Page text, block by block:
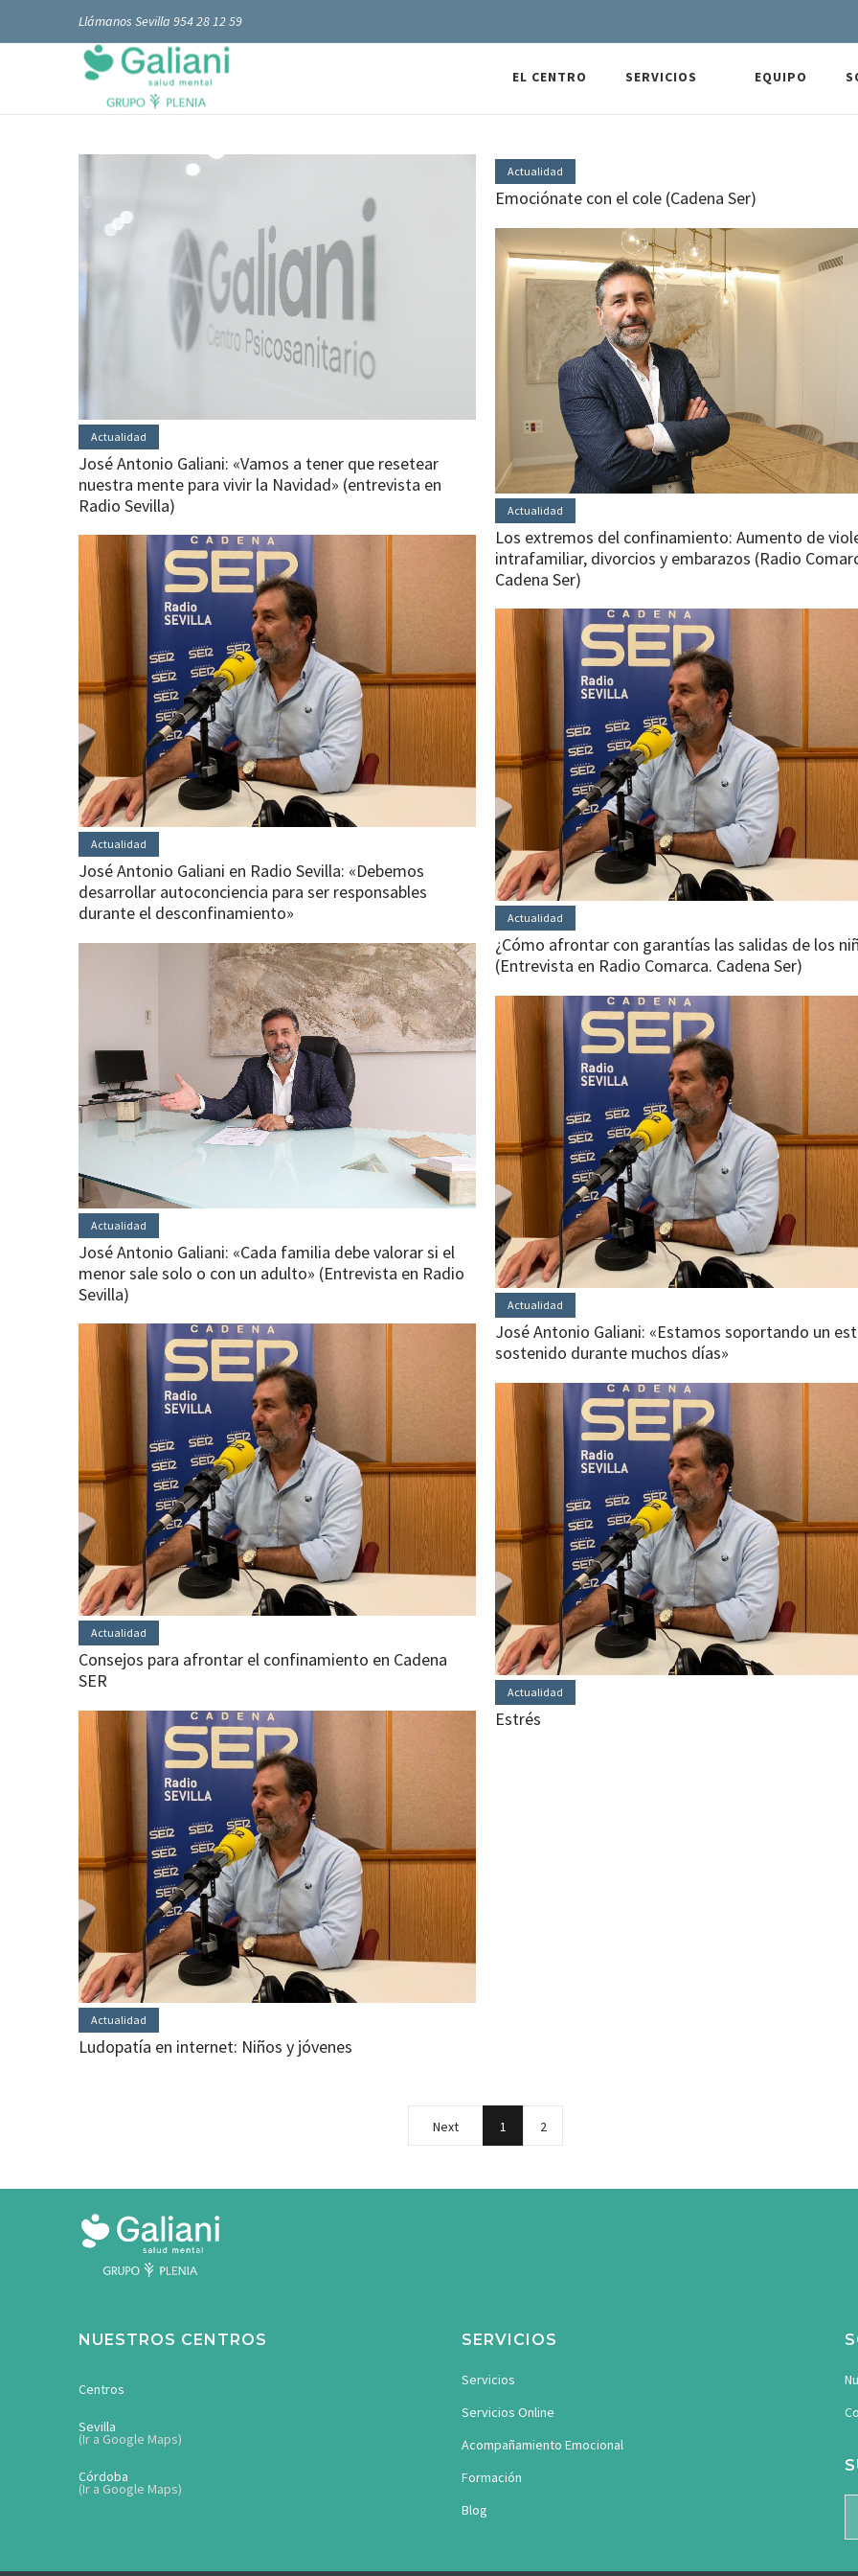
Llámanos Sevilla 954 28 12 59
EL CENTRO SERVICIOS EQUIPO
Actualidad
José Antonio Galiani: «Vamos a tener que resetear
nuestra mente para vivir la Navidad» (entrevista en
Radio Sevilla)
Actualidad
Emociónate con el cole (Cadena Ser)
Actualidad
Los extremos del confinamiento: Aumento de
intrafamiliar, divorcios y embarazos (Radio
Cadena Ser)
Actualidad
José Antonio Galiani en Radio Sevilla: «Debemos
desarrollar autoconciencia para ser responsables
durante el desconfinamiento»
Actualidad
¿Cómo afrontar con garantías las salidas de los
(Entrevista en Radio Comarca. Cadena Ser)
Actualidad
José Antonio Galiani: «Cada familia debe valorar si el
menor sale solo o con un adulto» (Entrevista en Radio
Sevilla)
Actualidad
José Antonio Galiani: «Estamos soportando un
sostenido durante muchos días»
Actualidad
Consejos para afrontar el confinamiento en Cadena
SER
Actualidad
Estrés
Actualidad
Ludopatía en internet: Niños y jóvenes
Next 1 2
NUESTROS CENTROS
Centros
Sevilla
(Ir a Google Maps)
Córdoba
(Ir a Google Maps)
SERVICIOS
Servicios
Servicios Online
Acompañamiento Emocional
Formación
Blog